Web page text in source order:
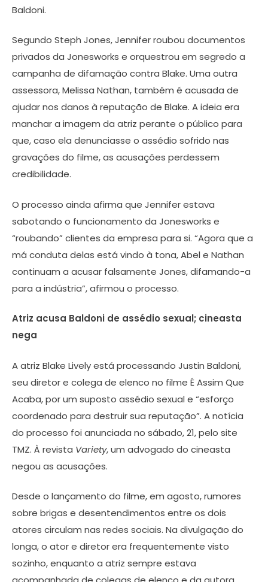
Baldoni.
Segundo Steph Jones, Jennifer roubou documentos
privados da Jonesworks e orquestrou em segredo a
campanha de difamação contra Blake. Uma outra
assessora, Melissa Nathan, também é acusada de
ajudar nos danos à reputação de Blake. A ideia era
manchar a imagem da atriz perante o público para
que, caso ela denunciasse o assédio sofrido nas
gravações do filme, as acusações perdessem
credibilidade.
O processo ainda afirma que Jennifer estava
sabotando o funcionamento da Jonesworks e
“roubando” clientes da empresa para si. “Agora que a
má conduta delas está vindo à tona, Abel e Nathan
continuam a acusar falsamente Jones, difamando-a
para a indústria”, afirmou o processo.
Atriz acusa Baldoni de assédio sexual; cineasta
nega
A atriz Blake Lively está processando Justin Baldoni,
seu diretor e colega de elenco no filme É Assim Que
Acaba, por um suposto assédio sexual e “esforço
coordenado para destruir sua reputação”. A notícia
do processo foi anunciada no sábado, 21, pelo site
TMZ. À revista Variety, um advogado do cineasta
negou as acusações.
Desde o lançamento do filme, em agosto, rumores
sobre brigas e desentendimentos entre os dois
atores circulam nas redes sociais. Na divulgação do
longa, o ator e diretor era frequentemente visto
sozinho, enquanto a atriz sempre estava